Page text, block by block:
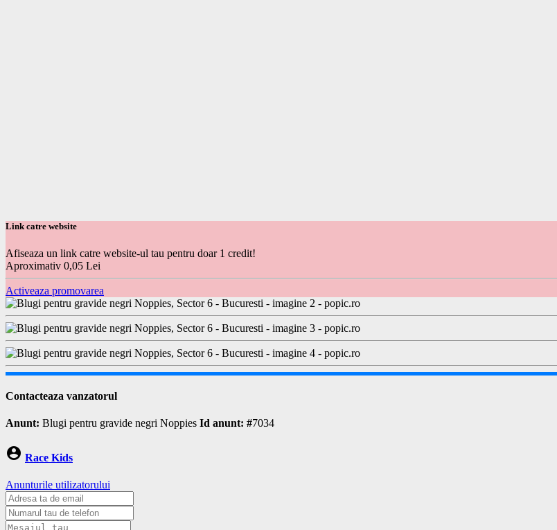
Link catre website
Afiseaza un link catre website-ul tau pentru doar 1 credit!
Aproximativ 0,05 Lei
Activeaza promovarea
Contacteaza vanzatorul
Anunt: Blugi pentru gravide negri Noppies Id anunt: #7034
account_circle Race Kids
Anunturile utilizatorului